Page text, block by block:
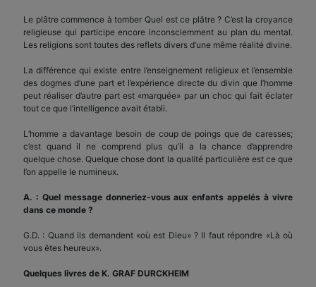
Le plâtre commence à tomber Quel est ce plâtre ? C’est la croyance
religieuse qui participe encore inconsciemment au plan du mental.
Les religions sont toutes des reflets divers d’une même réalité divine.
La différence qui existe entre l’enseignement religieux et l’ensemble
des dogmes d’une part et l’expérience directe du divin que l’homme
peut réaliser d’autre part est «marquée» par un choc qui fait éclater
tout ce que l’intelligence avait établi.
L’homme a davantage besoin de coup de poings que de caresses;
c’est quand il ne comprend plus qu’il a la chance d’apprendre
quelque chose. Quelque chose dont la qualité particulière est ce que
l’on appelle le numineux.
A. : Quel message donneriez-vous aux enfants appelés à vivre
dans ce monde ?
G.D. : Quand ils demandent «où est Dieu» ? Il faut répondre «Là où
vous êtes heureux».
Quelques livres de K. GRAF DURCKHEIM